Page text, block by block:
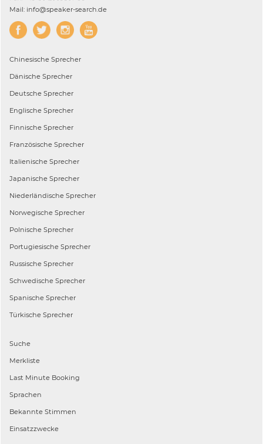
Mail: info@speaker-search.de
Chinesische Sprecher
Dänische Sprecher
Deutsche Sprecher
Englische Sprecher
Finnische Sprecher
Französische Sprecher
Italienische Sprecher
Japanische Sprecher
Niederländische Sprecher
Norwegische Sprecher
Polnische Sprecher
Portugiesische Sprecher
Russische Sprecher
Schwedische Sprecher
Spanische Sprecher
Türkische Sprecher
Suche
Merkliste
Last Minute Booking
Sprachen
Bekannte Stimmen
Einsatzzwecke